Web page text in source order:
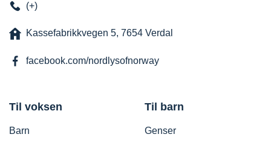
(+)
Kassefabrikkvegen 5, 7654 Verdal
facebook.com/nordlysofnorway
Til voksen
Barn
Til barn
Genser